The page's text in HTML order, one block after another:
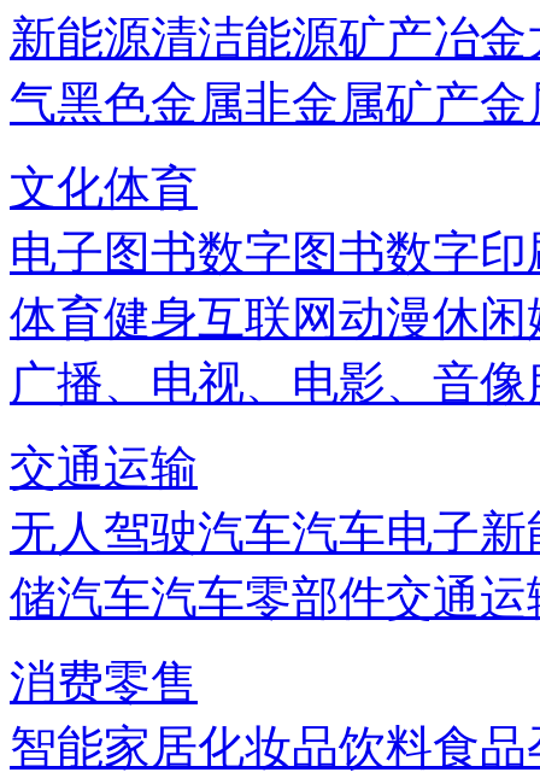
新能源清洁能源矿产冶金
气黑色金属非金属矿产金
文化体育
电子图书数字图书数字印
体育健身互联网动漫休闲
广播、电视、电影、音像
交通运输
无人驾驶汽车汽车电子新
储汽车汽车零部件交通
消费零售
智能家居化妆品饮料食品